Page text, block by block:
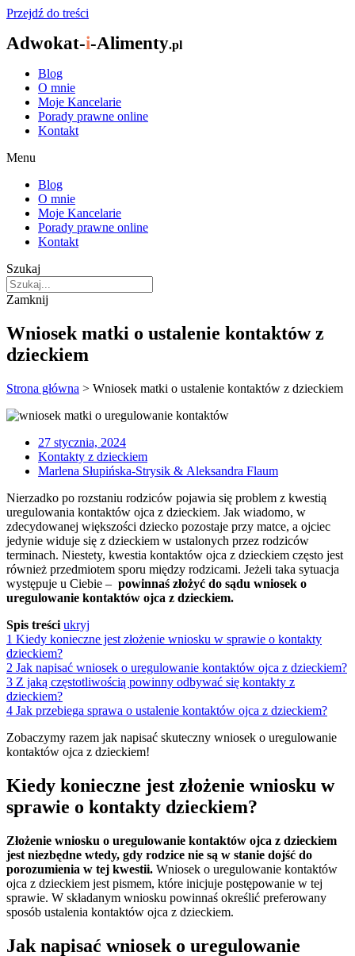
Przejdź do treści
Adwokat-i-Alimenty.pl
Blog
O mnie
Moje Kancelarie
Porady prawne online
Kontakt
Menu
Blog
O mnie
Moje Kancelarie
Porady prawne online
Kontakt
Szukaj
Zamknij
Wniosek matki o ustalenie kontaktów z
dzieckiem
Strona główna > Wniosek matki o ustalenie kontaktów z dzieckiem
27 stycznia, 2024
Kontakty z dzieckiem
Marlena Słupińska-Strysik & Aleksandra Flaum
Nierzadko po rozstaniu rodziców pojawia się problem z kwestią
uregulowania kontaktów ojca z dzieckiem. Jak wiadomo, w
zdecydowanej większości dziecko pozostaje przy matce, a ojciec
jedynie widuje się z dzieckiem w ustalonych przez rodziców
terminach. Niestety, kwestia kontaktów ojca z dzieckiem często jest
również przedmiotem sporu między rodzicami. Jeżeli taka sytuacja
występuje u Ciebie – powinnaś złożyć do sądu wniosek o
uregulowanie kontaktów ojca z dzieckiem.
Spis treści ukryj
1 Kiedy konieczne jest złożenie wniosku w sprawie o kontakty
dzieckiem?
2 Jak napisać wniosek o uregulowanie kontaktów ojca z dzieckiem?
3 Z jaką częstotliwością powinny odbywać się kontakty z
dzieckiem?
4 Jak przebiega sprawa o ustalenie kontaktów ojca z dzieckiem?
Zobaczymy razem jak napisać skuteczny wniosek o uregulowanie
kontaktów ojca z dzieckiem!
Kiedy konieczne jest złożenie wniosku w
sprawie o kontakty dzieckiem?
Złożenie wniosku o uregulowanie kontaktów ojca z dzieckiem
jest niezbędne wtedy, gdy rodzice nie są w stanie dojść do
porozumienia w tej kwestii. Wniosek o uregulowanie kontaktów
ojca z dzieckiem jest pismem, które inicjuje postępowanie w tej
sprawie. W składanym wniosku powinnaś określić preferowany
sposób ustalenia kontaktów ojca z dzieckiem.
Jak napisać wniosek o uregulowanie